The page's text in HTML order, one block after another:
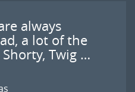
always
a lot of the
Twig …